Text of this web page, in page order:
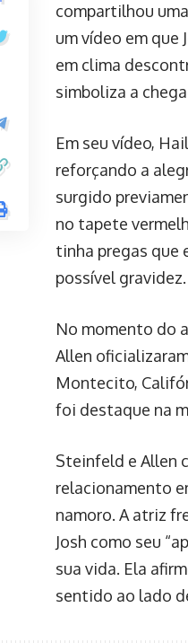
compartilhou
um vídeo em que
em clima
simboliza a
Em seu vídeo,
reforçando a
surgido
no tapete
tinha pregas que
possível gravidez.
No momento do
Allen
Montecito,
foi destaque na
Steinfeld e Allen
relacionamento
namoro. A atriz
Josh como seu
sua vida. Ela
sentido ao lado